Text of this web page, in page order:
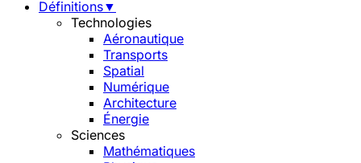
Définitions▼
Technologies
Aéronautique
Transports
Spatial
Numérique
Architecture
Énergie
Sciences
Mathématiques